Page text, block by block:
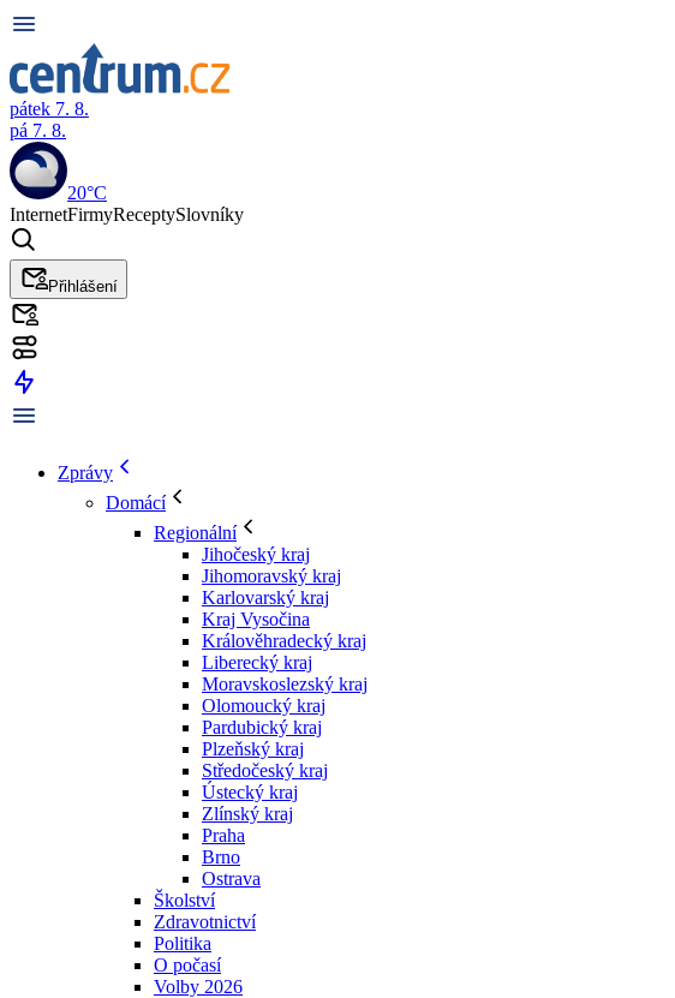
pátek 7. 8.
pá 7. 8.
20°C
InternetFirmyReceptySlovníky
Přihlášení
Zprávy
Domácí
Regionální
Jihočeský kraj
Jihomoravský kraj
Karlovarský kraj
Kraj Vysočina
Králověhradecký kraj
Liberecký kraj
Moravskoslezský kraj
Olomoucký kraj
Pardubický kraj
Plzeňský kraj
Středočeský kraj
Ústecký kraj
Zlínský kraj
Praha
Brno
Ostrava
Školství
Zdravotnictví
Politika
O počasí
Volby 2026